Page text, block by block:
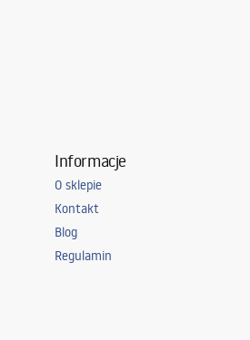
Informacje
O sklepie
Kontakt
Blog
Regulamin